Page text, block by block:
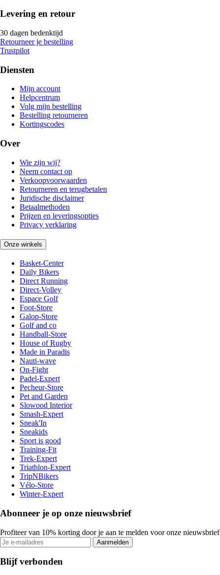
Levering en retour
30 dagen bedenktijd
Retourneer je bestelling
Trustpilot
Diensten
Mijn account
Helpcentrum
Volg mijn bestelling
Bestelling retourneren
Kortingscodes
Over
Wie zijn wij?
Neem contact op
Verkoopvoorwaarden
Retourneren en terugbetalen
Juridische disclaimer
Betaalmethoden
Prijzen en leveringsopties
Privacy verklaring
Onze winkels
Basket-Center
Daily Bikers
Direct Running
Direct-Volley
Espace Golf
Foot-Store
Galop-Store
Golf and co
Handball-Store
House of Rugby
Made in Paradis
Nauti-wave
On-Fight
Padel-Expert
Pecheur-Store
Pet and Garden
Slowood Interior
Smash-Expert
Sneak'In
Sneakids
Sport is good
Training-Fit
Trek-Expert
Triathlon-Expert
TripNBikers
Vélo-Store
Winter-Expert
Abonneer je op onze nieuwsbrief
Profiteer van 10% korting door je aan te melden voor onze nieuwsbrief
Aanmelden
Blijf verbonden